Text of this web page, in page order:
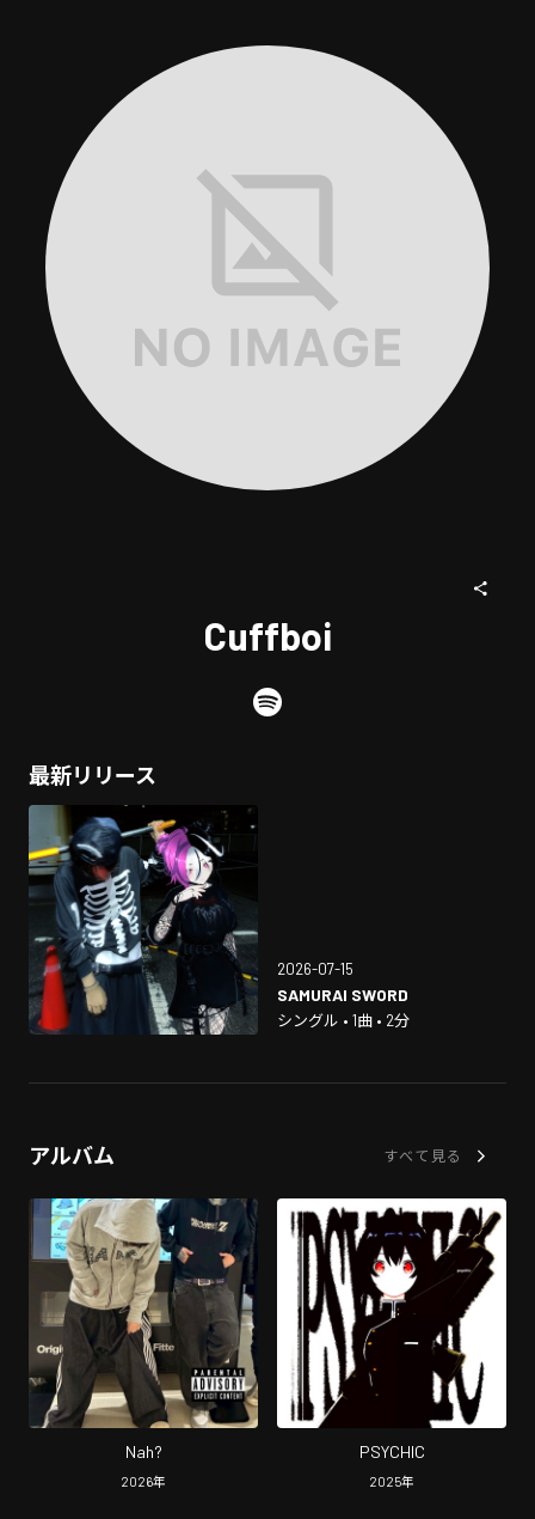
Cuffboi
最新リリース
2026-07-15
SAMURAI SWORD
シングル • 1曲 • 2分
アルバム すべて見る
Nah?
2026年
PSYCHIC
2025年